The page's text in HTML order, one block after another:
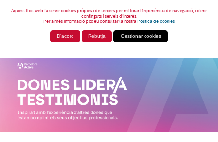
Aquest lloc web fa servir cookies pròpies i de tercers per millorar l’experiència de navegació, i oferir
continguts i serveis d’interès.
Per a més informació podeu consultar la nostraPolítica de cookies
D'acord Rebutja Gestionar cookies